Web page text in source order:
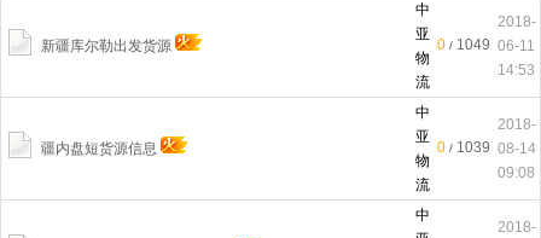
新疆库尔勒出发货源
中
亚
物
流
0 / 1049
2018-
06-11
14:53
疆内盘短货源信息
中
亚
物
流
0 / 1039
2018-
08-14
09:08
中
2018-